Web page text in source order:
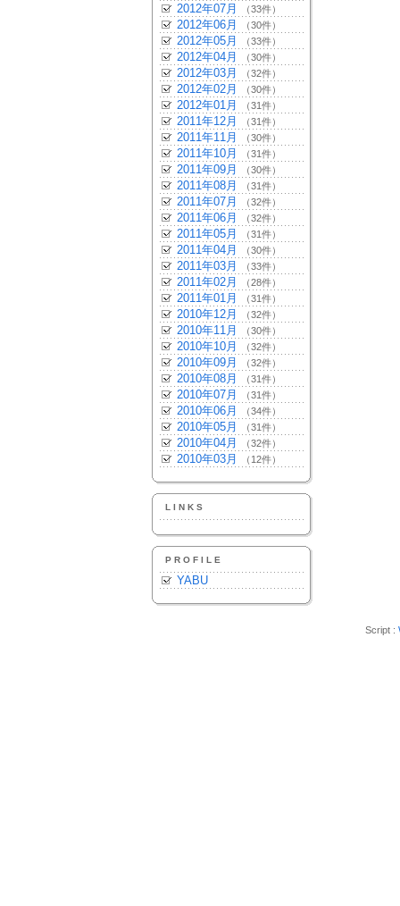
2012年07月 （33件）
2012年06月 （30件）
2012年05月 （33件）
2012年04月 （30件）
2012年03月 （32件）
2012年02月 （30件）
2012年01月 （31件）
2011年12月 （31件）
2011年11月 （30件）
2011年10月 （31件）
2011年09月 （30件）
2011年08月 （31件）
2011年07月 （32件）
2011年06月 （32件）
2011年05月 （31件）
2011年04月 （30件）
2011年03月 （33件）
2011年02月 （28件）
2011年01月 （31件）
2010年12月 （32件）
2010年11月 （30件）
2010年10月 （32件）
2010年09月 （32件）
2010年08月 （31件）
2010年07月 （31件）
2010年06月 （34件）
2010年05月 （31件）
2010年04月 （32件）
2010年03月 （12件）
LINKS
PROFILE
YABU
Script :